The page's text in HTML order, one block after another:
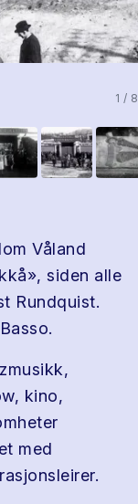
1 / 8
Våland
siden alle
Rundquist.
kino,
med